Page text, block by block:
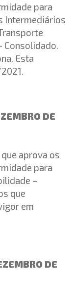
para
Intermediários
Consolidado.
Esta
DE
aprova os
para
–
que
em
DE